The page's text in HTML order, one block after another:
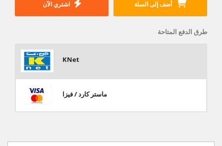
أضف إلى السلة اشتري الآن
طرق الدفع المتاحة
KNet
ماستر كارد / فيزا